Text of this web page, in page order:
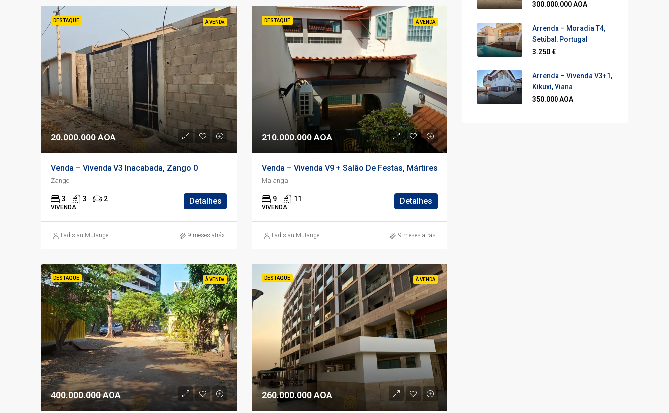
DESTAQUE À VENDA
20.000.000 AOA
Venda – Vivenda V3 Inacabada, Zango 0
Zango
3 3 2
VIVENDA
Detalhes
Ladislau Mutange 9 meses atrás
DESTAQUE À VENDA
210.000.000 AOA
Venda – Vivenda V9 + Salão De Festas, Mártires
Maianga
9 11
VIVENDA
Detalhes
Ladislau Mutange 9 meses atrás
DESTAQUE À VENDA
400.000.000 AOA
DESTAQUE À VENDA
260.000.000 AOA
300.000.000 AOA
Arrenda – Moradia T4,
Setúbal, Portugal
3.250 €
Arrenda – Vivenda V3+1,
Kikuxi, Viana
350.000 AOA